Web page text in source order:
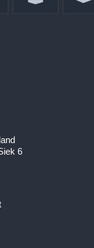
6